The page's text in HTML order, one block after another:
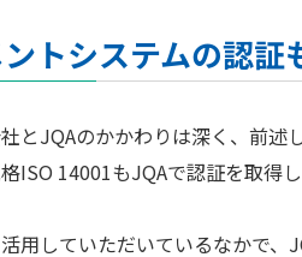
トシステムの認証
とJQAのかかわりは深く、前
ISO 14001もJQAで認証を取得し
用していただいているなかで、